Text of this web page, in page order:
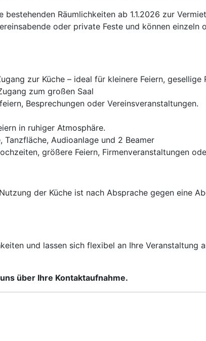
Räumlichkeiten ab 1.1.2026 zur
oder private Feste und können
zur Küche – ideal für kleinere Feiern,
zum großen Saal
Besprechungen oder Vereinsveranstaltungen.
in ruhiger Atmosphäre.
Audioanlage und 2 Beamer
größere Feiern, Firmenveranstaltungen
der Küche ist nach Absprache gegen eine
und lassen sich flexibel an Ihre
über Ihre Kontaktaufnahme.